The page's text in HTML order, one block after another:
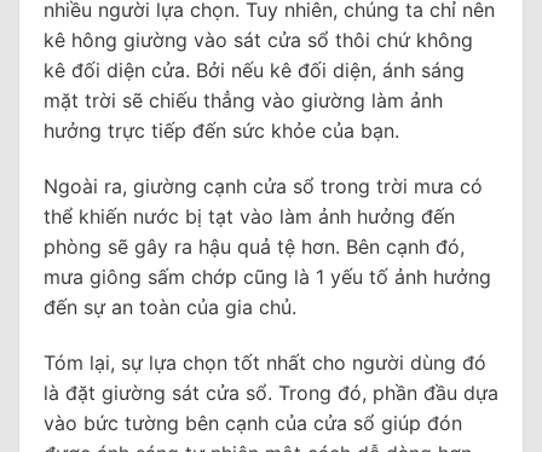
nhiều người lựa chọn. Tuy nhiên, chúng ta chỉ nên
kê hông giường vào sát cửa sổ thôi chứ không
kê đối diện cửa. Bởi nếu kê đối diện, ánh sáng
mặt trời sẽ chiếu thẳng vào giường làm ảnh
hưởng trực tiếp đến sức khỏe của bạn.
Ngoài ra, giường cạnh cửa sổ trong trời mưa có
thể khiến nước bị tạt vào làm ảnh hưởng đến
phòng sẽ gây ra hậu quả tệ hơn. Bên cạnh đó,
mưa giông sấm chớp cũng là 1 yếu tố ảnh hưởng
đến sự an toàn của gia chủ.
Tóm lại, sự lựa chọn tốt nhất cho người dùng đó
là đặt giường sát cửa sổ. Trong đó, phần đầu dựa
vào bức tường bên cạnh của cửa sổ giúp đón